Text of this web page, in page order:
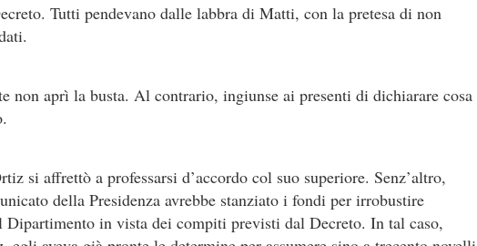
Tutti pendevano dalle labbra di Matti, con la pretesa di non
non aprì la busta. Al contrario, ingiunse ai presenti di dichiarare cosa
si affrettò a professarsi d’accordo col suo superiore. Senz’altro,
della Presidenza avrebbe stanziato i fondi per irrobustire
Dipartimento in vista dei compiti previsti dal Decreto. In tal caso,